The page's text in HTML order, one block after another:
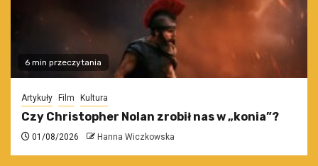
6 min przeczytania
Artykuły Film Kultura
Czy Christopher Nolan zrobił nas w „konia”?
01/08/2026 Hanna Wiczkowska